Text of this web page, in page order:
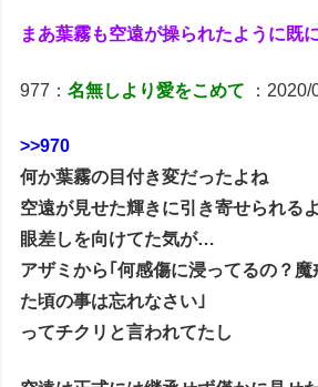
まあ葉霧も空遠が操られたように既
977：名無しより愛をこめて ：
>>970
何か葉霧の目付き変だったよね
空遠が見せた輝きに引き寄せられる
眼差しを向けてた気が…
アザミから｢何感傷に浸ってるの？
た頃の事は忘れなさい｣
ってチクリと言われてたし